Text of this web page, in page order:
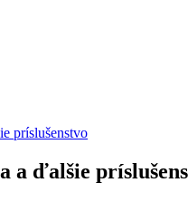
príslušenstvo
a ďalšie